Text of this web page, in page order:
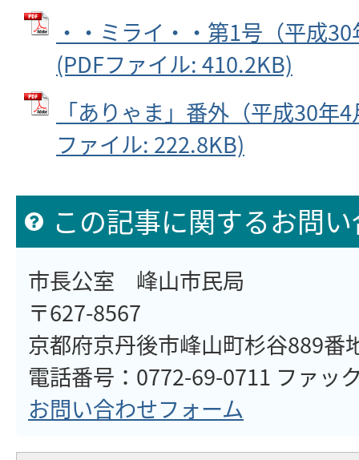
・・ミライ・・第1号（平成
(PDFファイル: 410.2KB)
「ありゃま」番外（平成30年
ファイル: 222.8KB)
この記事に関するお問
市長公室 峰山市民局
〒627-8567
京都府京丹後市峰山町杉谷889番
電話番号：0772-69-0711 ファッ
お問い合わせフォーム